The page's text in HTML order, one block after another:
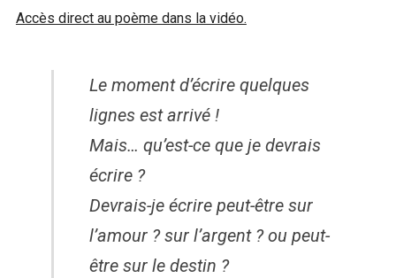
Accès direct au poème dans la vidéo.
Le moment d’écrire quelques
lignes est arrivé !
Mais… qu’est-ce que je devrais
écrire ?
Devrais-je écrire peut-être sur
l’amour ? sur l’argent ? ou peut-
être sur le destin ?